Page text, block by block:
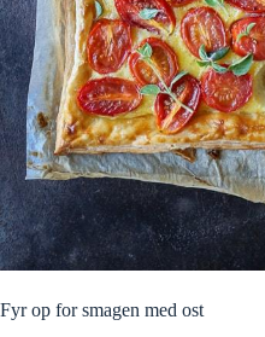
Fyr op for smagen med ost